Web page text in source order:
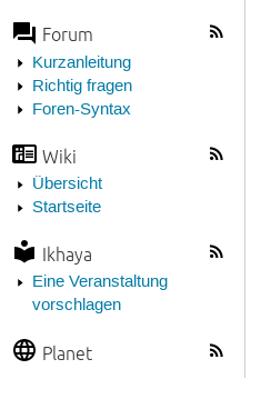
Forum
Kurzanleitung
Richtig fragen
Foren-Syntax
Wiki
Übersicht
Startseite
Ikhaya
Eine Veranstaltung
vorschlagen
Planet